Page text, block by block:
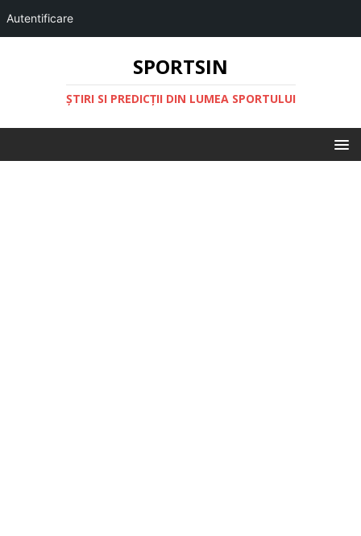
Autentificare
SPORTSIN
ŞTIRI SI PREDICŢII DIN LUMEA SPORTULUI